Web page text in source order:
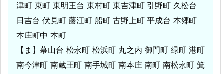
5.
4.
広
島
県
津町 東町 東明王台 東村町 東吉津町 引野町 久松台
日吉台 伏見町 藤江町 船町 古野上町 平成台 本郷町
本庄町中 本町
【ま】幕山台 松永町 松浜町 丸之内 御門町 緑町 港町
南今津町 南蔵王町 南手城町 南本庄 南町 南松永町 箕